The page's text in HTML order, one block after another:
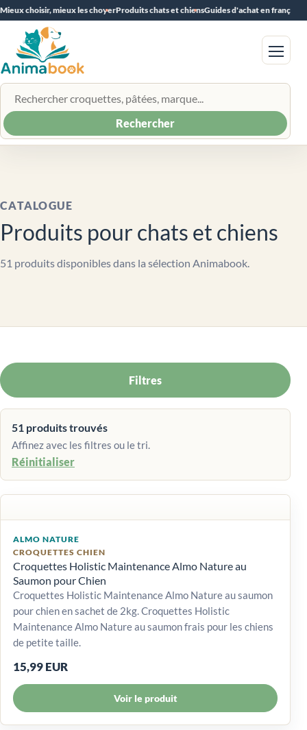
Mieux choisir, mieux les choyerProduits chats et chiensGuides d'achat en français
Rechercher un produit
Rechercher
Menu
CATALOGUE
Produits pour chats et chiens
51 produits disponibles dans la sélection Animabook.
Filtres
51 produits trouvés
Affinez avec les filtres ou le tri.
Réinitialiser
ALMO NATURE
CROQUETTES CHIEN
Croquettes Holistic Maintenance Almo Nature au
Saumon pour Chien
Croquettes Holistic Maintenance Almo Nature au saumon
pour chien en sachet de 2kg. Croquettes Holistic
Maintenance Almo Nature au saumon frais pour les chiens
de petite taille.
15,99 EUR
Voir le produit